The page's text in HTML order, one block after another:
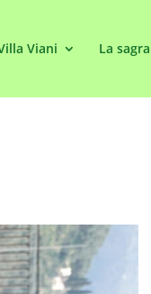
Viani La sagra